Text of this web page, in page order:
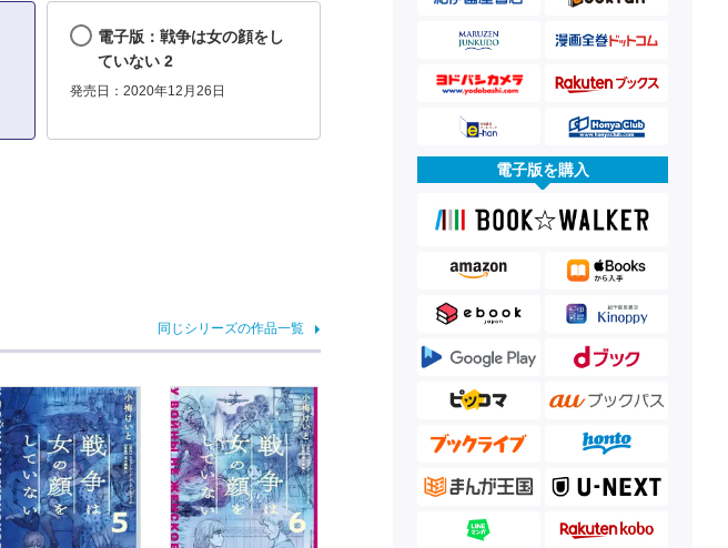
電子版：戦争は女の顔をし
ていない 2
発売日：2020年12月26日
同じシリーズの作品一覧
電子版を購入